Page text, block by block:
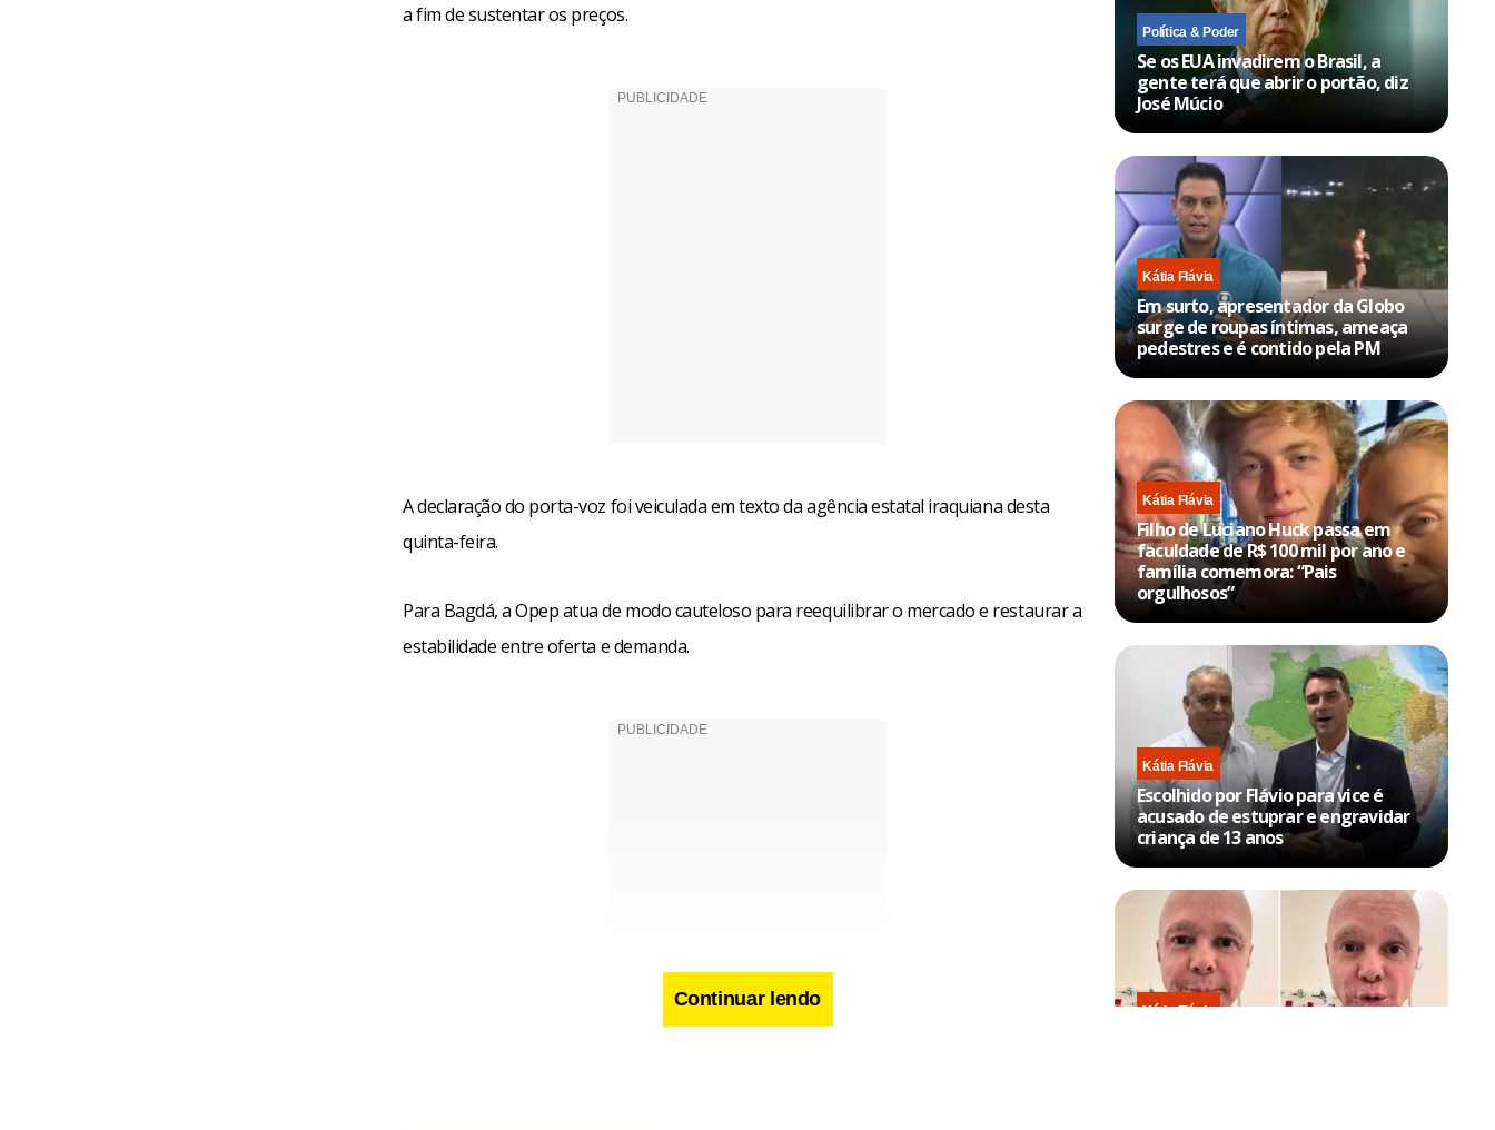
a fim de sustentar os preços.
A declaração do porta-voz foi veiculada em texto da agência estatal iraquiana desta
quinta-feira.
Para Bagdá, a Opep atua de modo cauteloso para reequilibrar o mercado e restaurar a
estabilidade entre oferta e demanda.
Continuar lendo
Política & Poder
Se os EUA invadirem o Brasil, a
gente terá que abrir o portão, diz
José Múcio
Kátia Flávia
Em surto, apresentador da Globo
surge de roupas íntimas, ameaça
pedestres e é contido pela PM
Kátia Flávia
Filho de Luciano Huck passa em
faculdade de R$ 100 mil por ano e
família comemora: “Pais
orgulhosos”
Kátia Flávia
Escolhido por Flávio para vice é
acusado de estuprar e engravidar
criança de 13 anos
Kátia Flávia